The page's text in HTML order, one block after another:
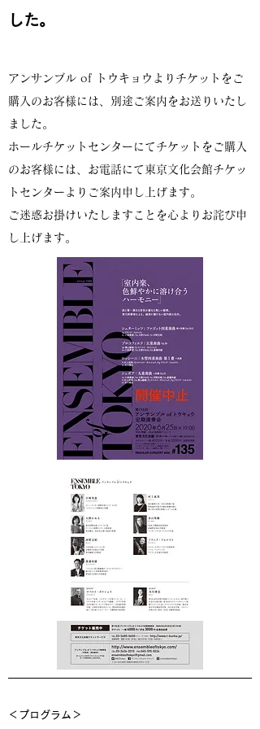
した。
アンサンブル of トウキョウよりチケットをご
購入のお客様には、別途ご案内をお送りいたし
ました。
ホールチケットセンターにてチケットをご購入
のお客様には、お電話にて東京文化会館チケッ
トセンターよりご案内申し上げます。
ご迷惑お掛けいたしますことを心よりお詫び申
し上げます。
＜プログラム＞